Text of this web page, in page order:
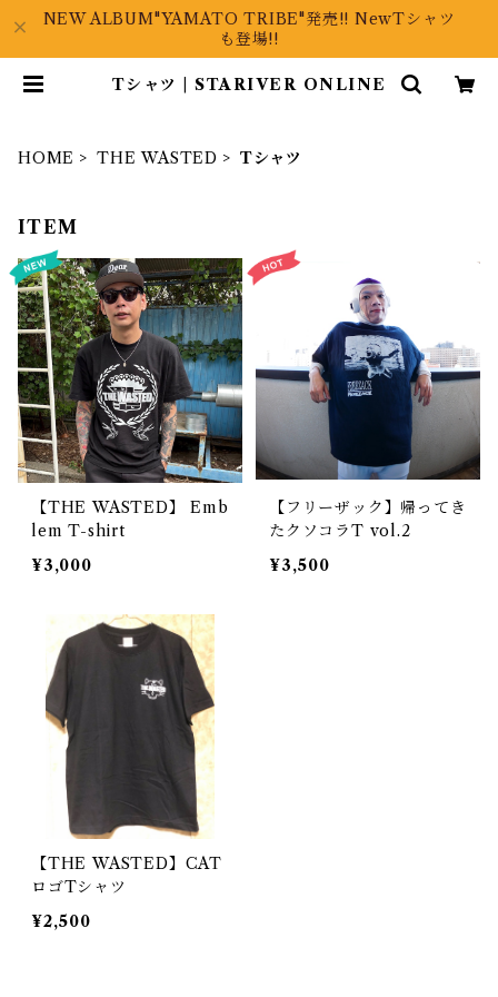
NEW ALBUM"YAMATO TRIBE"発売!! NewTシャツ
も登場!!
Tシャツ | STARIVER ONLINE
HOME THE WASTED Tシャツ
ITEM
【THE WASTED】 Emb
lem T-shirt
¥3,000
【フリーザック】帰ってき
たクソコラT vol.2
¥3,500
【THE WASTED】CAT
ロゴTシャツ
¥2,500